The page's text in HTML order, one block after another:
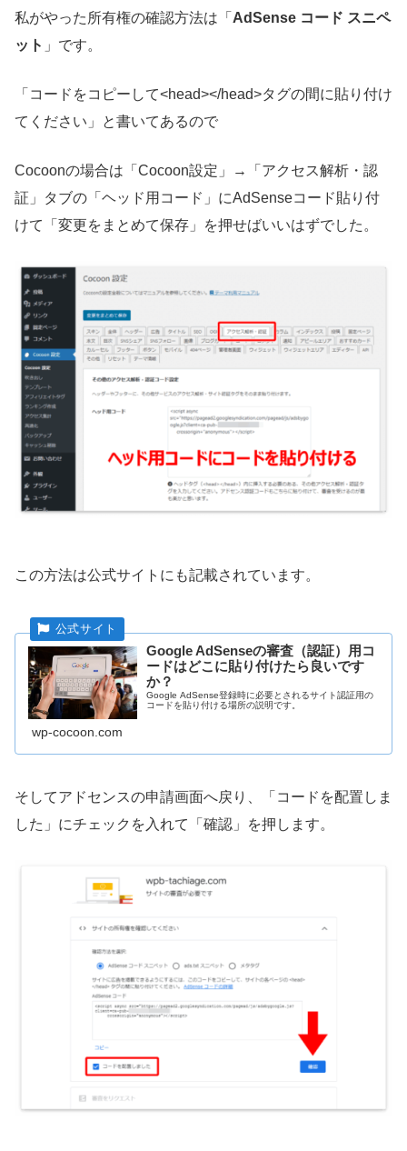
私がやった所有権の確認方法は「 AdSense コード スニペ
ット 」です。
「コードをコピーして<head></head>タグの間に貼り付け
てください」と書いてあるので
Cocoonの場合は「Cocoon設定」→「アクセス解析・認
証」タブの「ヘッド用コード」にAdSenseコード貼り付
けて「変更をまとめて保存」を押せばいいはずでした。
この方法は公式サイトにも記載されています。
Google AdSenseの審査（認証）用コ
ードはどこに貼り付けたら良いです
か？
Google AdSense登録時に必要とされるサイト認証用の
コードを貼り付ける場所の説明です。
wp-cocoon.com
そしてアドセンスの申請画面へ戻り、「コードを配置しま
した」にチェックを入れて「確認」を押します。